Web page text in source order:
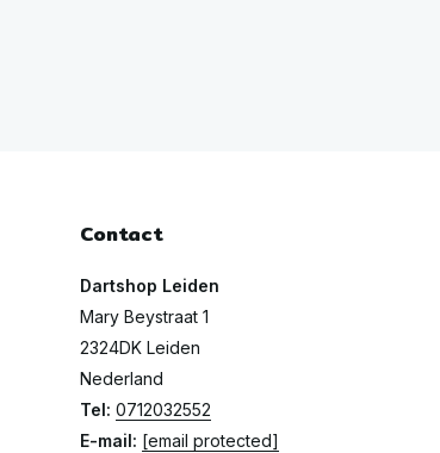
Contact
Dartshop Leiden
Mary Beystraat 1
2324DK Leiden
Nederland
Tel: 0712032552
E-mail: [email protected]